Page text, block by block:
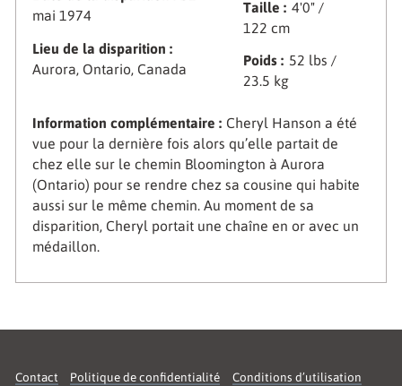
mai 1974
Lieu de la disparition :
Aurora, Ontario, Canada
Taille : 4'0" /
122 cm
Poids : 52 lbs /
23.5 kg
Information complémentaire : Cheryl Hanson a été
vue pour la dernière fois alors qu’elle partait de
chez elle sur le chemin Bloomington à Aurora
(Ontario) pour se rendre chez sa cousine qui habite
aussi sur le même chemin. Au moment de sa
disparition, Cheryl portait une chaîne en or avec un
médaillon.
Contact Politique de confidentialité
Conditions d’utilisation